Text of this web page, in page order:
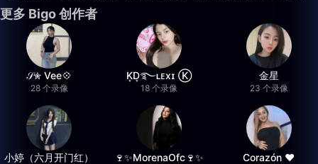
更多 Bigo 创作者
𝒮✮ Vee💠
28 个录像
K͙D͙࿐ʟᴇxɪ Ⓚ
18 个录像
金星
23 个录像
小婷（六月开门红） 🍷✨MorenaOfc🍷✨ Corazón ♥